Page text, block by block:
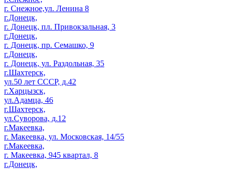
г. Снежное,ул. Ленина 8
г.Донецк,
г. Донецк, пл. Привокзальная, 3
г.Донецк,
г. Донецк, пр. Семашко, 9
г.Донецк,
г. Донецк, ул. Раздольная, 35
г.Шахтерск,
ул.50 лет СССР, д.42
г.Харцызск,
ул.Адамца, 46
г.Шахтерск,
ул.Суворова, д.12
г.Макеевка,
г. Макеевка, ул. Московская, 14/55
г.Макеевка,
г. Макеевка, 945 квартал, 8
г.Донецк,